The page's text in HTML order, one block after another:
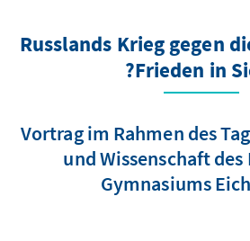
Russlands Krieg gegen
Frieden in
Vortrag im Rahmen des
und Wissenschaft
Gymnasiums